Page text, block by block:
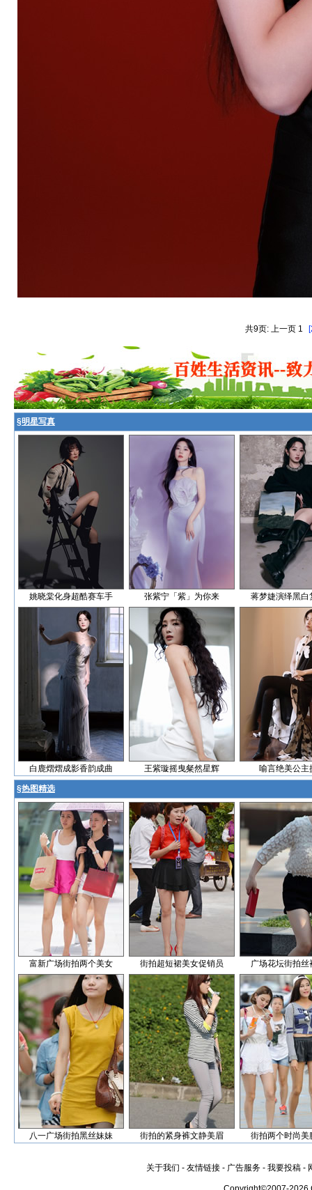
共9页: 上一页 1
§明星写真
姚晓棠化身超酷赛车手 张紫宁「紫」为你来 蒋梦婕演绎黑白
白鹿熠熠成影香韵成曲 王紫璇摇曳粲然星辉 喻言绝美公主
§热图精选
富新广场街拍两个美女 街拍超短裙美女促销员 广场花坛街拍丝
八一广场街拍黑丝妹妹 街拍的紧身裤文静美眉 街拍两个时尚美
关于我们 - 友情链接 - 广告服务 - 我要投稿 -